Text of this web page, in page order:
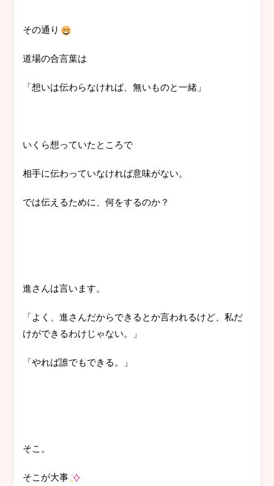
その通り
道場の合言葉は
「想いは伝わらなければ、無いものと一緒」
いくら想っていたところで
相手に伝わっていなければ意味がない。
では伝えるために、何をするのか？
進さんは言います。
「よく、進さんだからできるとか言われるけど、私だ
けができるわけじゃない。」
「やれば誰でもできる。」
そこ。
そこが大事